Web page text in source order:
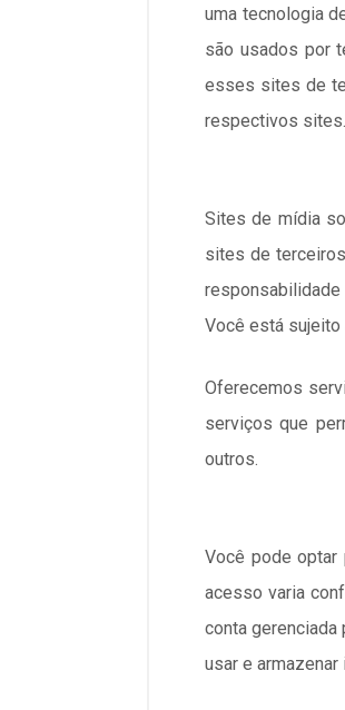
uma tecnologia
são usados por
esses sites de
respectivos sites.
Sites de mídia
sites de
Você está
Oferecemos
serviços que
outros.
Você pode
acesso varia
conta
usar e